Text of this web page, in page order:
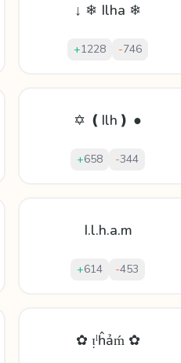
↓ ❄ Ilha ❄
+1228 -746
✡ ❪Ilh❫ ●
+658 -344
I.l.h.a.m
+614 -453
✿ ᴉˡĥảḿ ✿